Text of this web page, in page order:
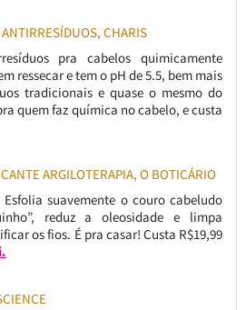
CHARIS
pra cabelos quimicamente
ressecar e tem o pH de 5.5, bem mais
tradicionais e quase o mesmo do
quem faz química no cabelo, e custa
ARGILOTERAPIA, O BOTICÁRIO
suavemente o couro cabeludo
reduz a oleosidade e limpa
os fios. É pra casar! Custa R$19,99